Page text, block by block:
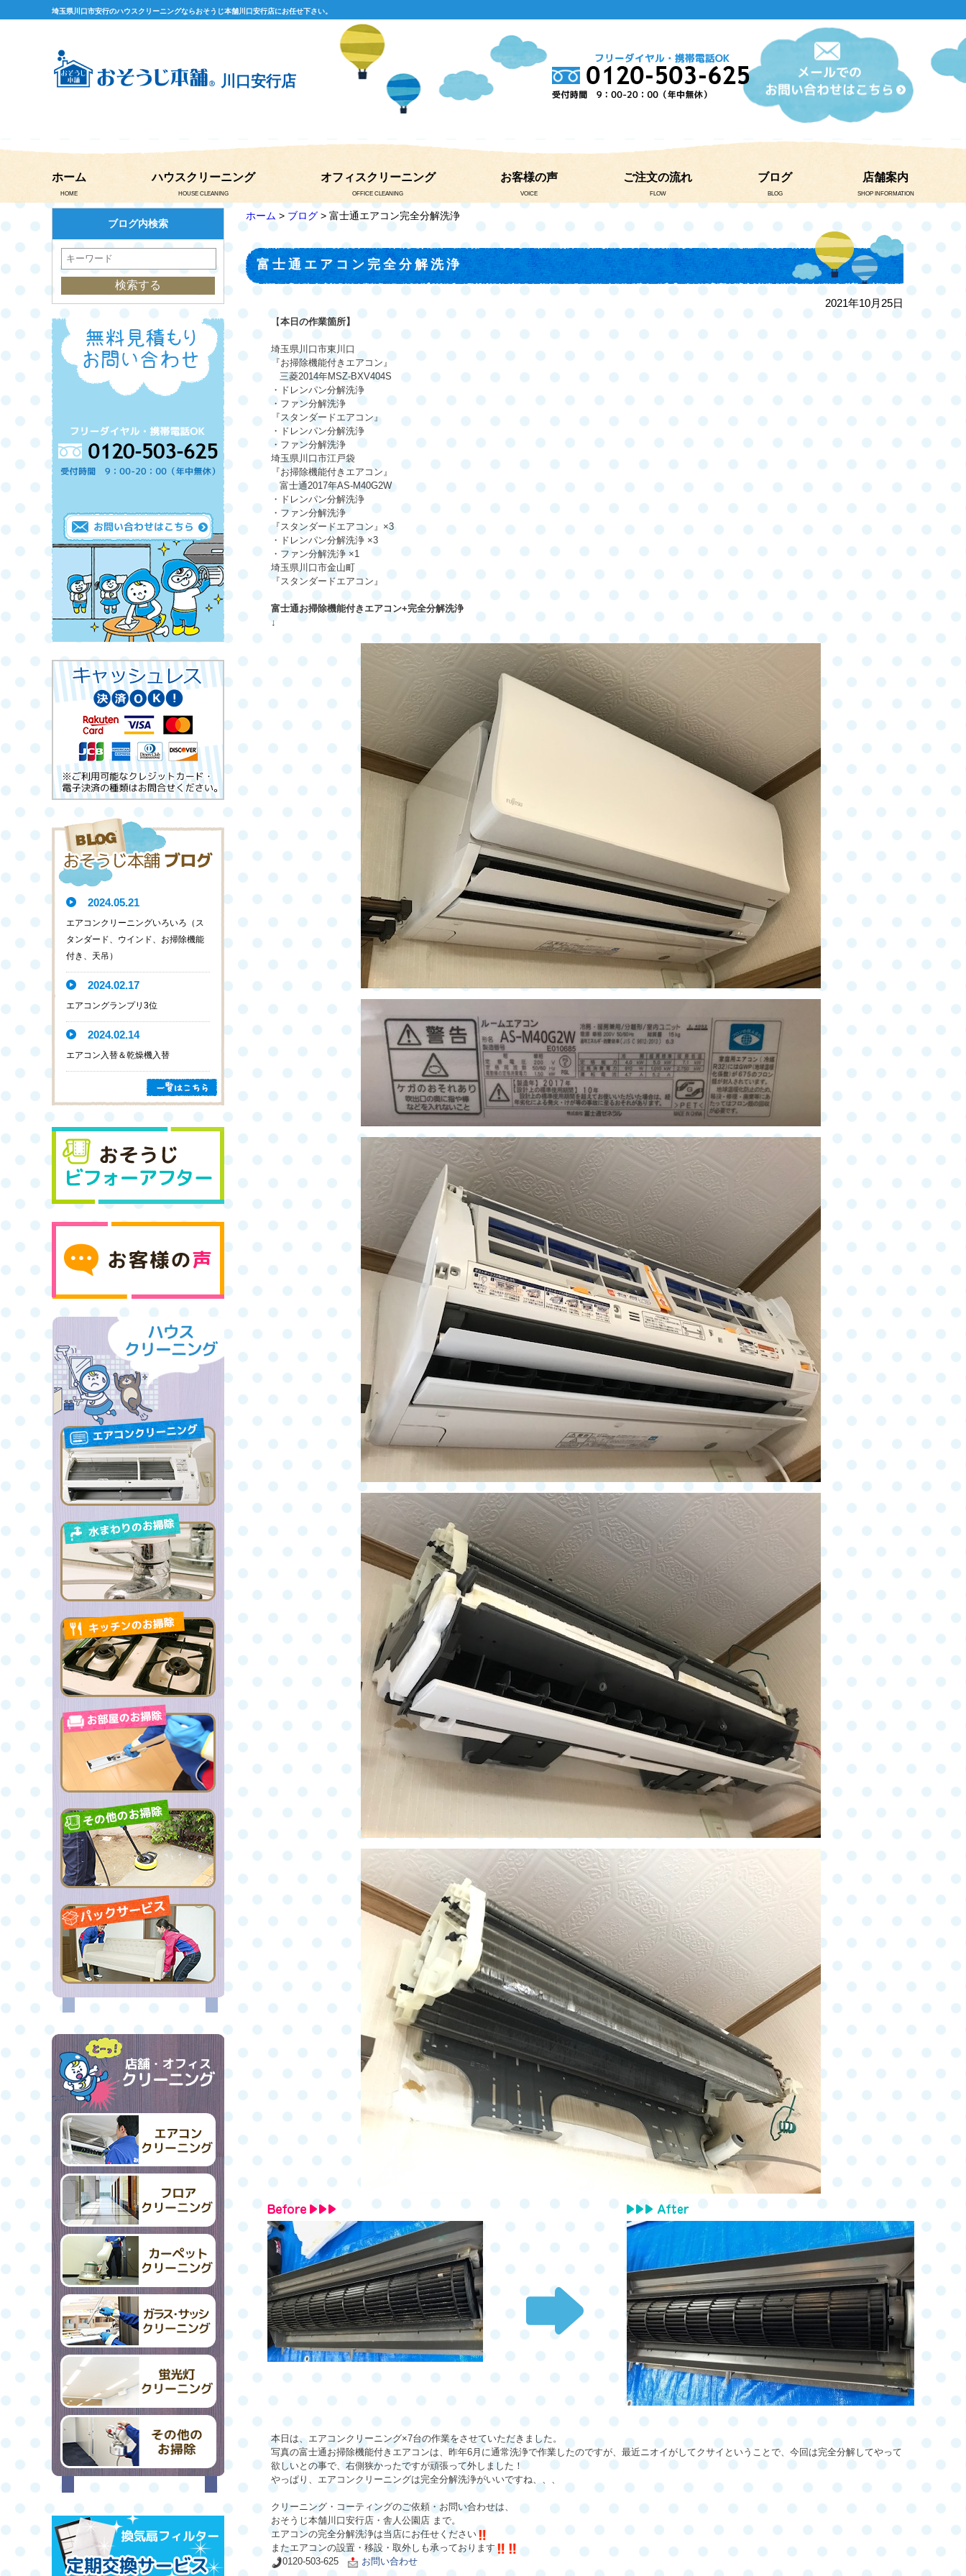
埼玉県川口市安行のハウスクリーニングならおそうじ本舗川口安行店にお任せ下さい。
川口安行店
ホーム
HOME
ハウスクリーニング
HOUSE CLEANING
オフィスクリーニング
OFFICE CLEANING
お客様の声
VOICE
ご注文の流れ
FLOW
ブログ
BLOG
店舗案内
SHOP INFORMATION
ホーム > ブログ > 富士通エアコン完全分解洗浄
富士通エアコン完全分解洗浄
2021年10月25日
【本日の作業箇所】
埼玉県川口市東川口
『お掃除機能付きエアコン』
三菱2014年MSZ-BXV404S
・ドレンパン分解洗浄
・ファン分解洗浄
『スタンダードエアコン』
・ドレンパン分解洗浄
・ファン分解洗浄
埼玉県川口市江戸袋
『お掃除機能付きエアコン』
富士通2017年AS-M40G2W
・ドレンパン分解洗浄
・ファン分解洗浄
『スタンダードエアコン』 ×3
・ドレンパン分解洗浄 ×3
・ファン分解洗浄 ×1
埼玉県川口市金山町
『スタンダードエアコン』
富士通お掃除機能付きエアコン+完全分解洗浄
↓
本日は、エアコンクリーニング×7台の作業をさせていただきました。
写真の富士通お掃除機能付きエアコンは、昨年6月に通常洗浄で作業したのですが、最近ニオイがしてクサイということで、今回は完全分解してやって
欲しいとの事で、右側狭かったですが頑張って外しました！
やっぱり、エアコンクリーニングは完全分解洗浄がいいですね、、、
クリーニング・コーティングのご依頼・お問い合わせは、
おそうじ本舗川口安行店・舎人公園店 まで。
エアコンの完全分解洗浄は当店にお任せください
またエアコンの設置・移設・ 取外しも承っております
0120-503-625
お問い合わせ
ブログ内検索
2024.05.21
エアコンクリーニングいろいろ（ス
タンダード、ウインド、お掃除機能
付き、天吊）
2024.02.17
エアコングランプリ3位
2024.02.14
エアコン入替＆乾燥機入替